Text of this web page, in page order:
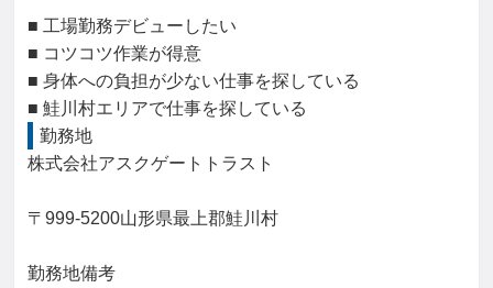
■ 工場勤務デビューしたい
■ コツコツ作業が得意
■ 身体への負担が少ない仕事を探している
■ 鮭川村エリアで仕事を探している
勤務地
株式会社アスクゲートトラスト
〒999-5200山形県最上郡鮭川村
勤務地備考